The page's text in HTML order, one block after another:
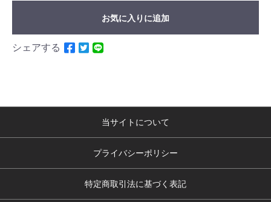
お気に入りに追加
シェアする
当サイトについて
プライバシーポリシー
特定商取引法に基づく表記